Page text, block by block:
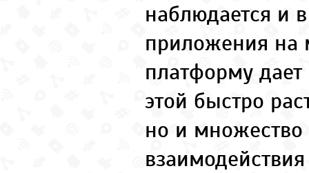
наблюдается и
приложения на
платформу дает
этой быстро
но и